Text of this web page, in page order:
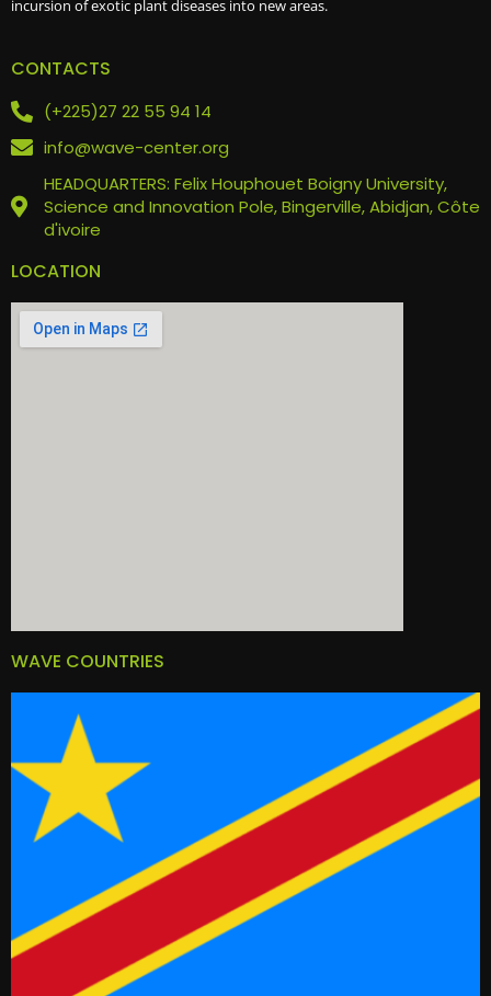
incursion of exotic plant diseases into new areas.
CONTACTS
(+225)27 22 55 94 14
info@wave-center.org
HEADQUARTERS: Felix Houphouet Boigny University,
Science and Innovation Pole, Bingerville, Abidjan, Côte
d'ivoire
LOCATION
WAVE COUNTRIES